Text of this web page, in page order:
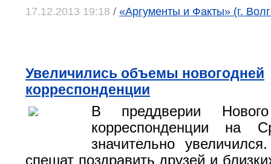
17.12.2013 19:18 / «Аргументы и Факты» (г.
Увеличились объемы новогодней
корреспонденции
В преддверии
корреспонденции на
значительно
спешат поздравить друзей и